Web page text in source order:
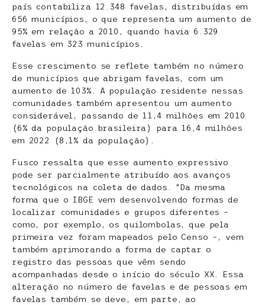
país contabiliza 12.348 favelas, distribuídas em
656 municípios, o que representa um aumento de
95% em relação a 2010, quando havia 6.329
favelas em 323 municípios.
Esse crescimento se reflete também no número
de municípios que abrigam favelas, com um
aumento de 103%. A população residente nessas
comunidades também apresentou um aumento
considerável, passando de 11,4 milhões em 2010
(6% da população brasileira) para 16,4 milhões
em 2022 (8,1% da população).
Fusco ressalta que esse aumento expressivo
pode ser parcialmente atribuído aos avanços
tecnológicos na coleta de dados. “Da mesma
forma que o IBGE vem desenvolvendo formas de
localizar comunidades e grupos diferentes –
como, por exemplo, os quilombolas, que pela
primeira vez foram mapeados pelo Censo –, vem
também aprimorando a forma de captar o
registro das pessoas que vêm sendo
acompanhadas desde o início do século XX. Essa
alteração no número de favelas e de pessoas em
favelas também se deve, em parte, ao